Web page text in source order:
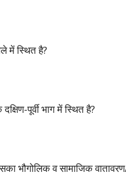
में स्थित है?
पूर्वी भाग में स्थित है?
भौगोलिक व सामाजिक